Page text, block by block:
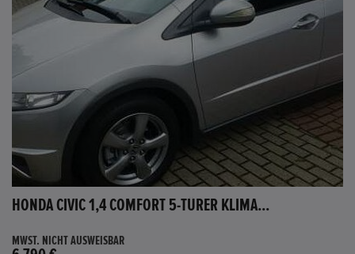
HONDA CIVIC 1,4 COMFORT 5-TÜRER KLIMA...
MWST. NICHT AUSWEISBAR